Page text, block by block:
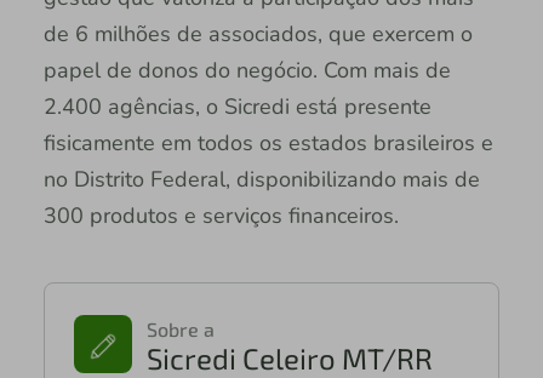
de 6 milhões de associados, que exercem o
papel de donos do negócio. Com mais de
2.400 agências, o Sicredi está presente
fisicamente em todos os estados brasileiros e
no Distrito Federal, disponibilizando mais de
300 produtos e serviços financeiros.
Sobre a
Sicredi Celeiro MT/RR